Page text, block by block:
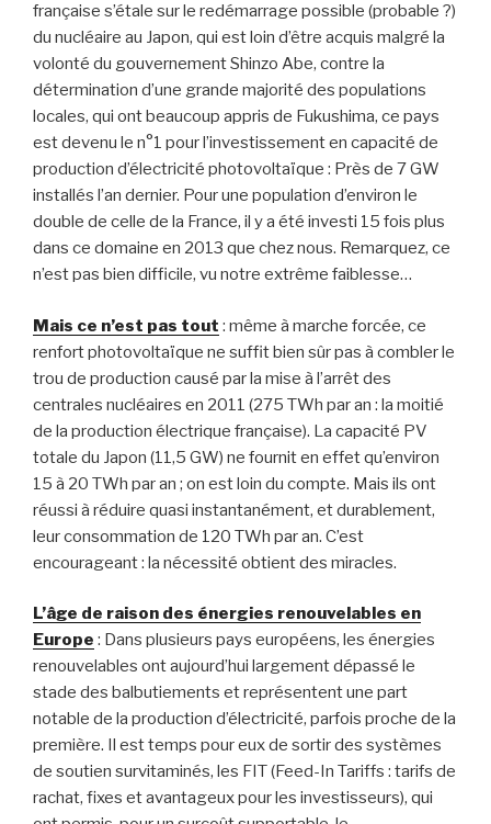
française s’étale sur le redémarrage possible (probable ?)
du nucléaire au Japon, qui est loin d’être acquis malgré la
volonté du gouvernement Shinzo Abe, contre la
détermination d’une grande majorité des populations
locales, qui ont beaucoup appris de Fukushima, ce pays
est devenu le n°1 pour l’investissement en capacité de
production d’électricité photovoltaïque : Près de 7 GW
installés l’an dernier. Pour une population d’environ le
double de celle de la France, il y a été investi 15 fois plus
dans ce domaine en 2013 que chez nous. Remarquez, ce
n’est pas bien difficile, vu notre extrême faiblesse…
Mais ce n’est pas tout : même à marche forcée, ce
renfort photovoltaïque ne suffit bien sûr pas à combler le
trou de production causé par la mise à l’arrêt des
centrales nucléaires en 2011 (275 TWh par an : la moitié
de la production électrique française). La capacité PV
totale du Japon (11,5 GW) ne fournit en effet qu’environ
15 à 20 TWh par an ; on est loin du compte. Mais ils ont
réussi à réduire quasi instantanément, et durablement,
leur consommation de 120 TWh par an. C’est
encourageant : la nécessité obtient des miracles.
L’âge de raison des énergies renouvelables en
Europe : Dans plusieurs pays européens, les énergies
renouvelables ont aujourd’hui largement dépassé le
stade des balbutiements et représentent une part
notable de la production d’électricité, parfois proche de la
première. Il est temps pour eux de sortir des systèmes
de soutien survitaminés, les FIT (Feed-In Tariffs : tarifs de
rachat, fixes et avantageux pour les investisseurs), qui